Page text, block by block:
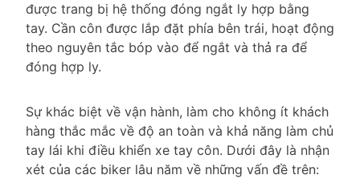
được trang bị hệ thống đóng ngắt ly hợp bằng
tay. Cần côn được lắp đặt phía bên trái, hoạt động
theo nguyên tắc bóp vào để ngắt và thả ra để
đóng hợp ly.
Sự khác biệt về vận hành, làm cho không ít khách
hàng thắc mắc về độ an toàn và khả năng làm chủ
tay lái khi điều khiển xe tay côn. Dưới đây là nhận
xét của các biker lâu năm về những vấn đề trên: